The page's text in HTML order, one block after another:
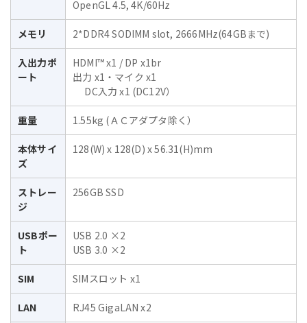
OpenGL 4.5, 4K/60Hz
メモリ 2*DDR4 SODIMM slot, 2666MHz(64GBまで)
入出力ポ
ート
HDMI™ x1 / DP x1br
出力 x1・マイク x1
DC入力 x1 (DC12V）
重量 1.55kg (ＡＣアダプタ除く）
本体サイ
ズ
128(W) x 128(D) x 56.31(H)mm
ストレー
ジ
256GB SSD
USBポー
ト
USB 2.0 ×2
USB 3.0 ×2
SIM SIMスロット x1
LAN RJ45 GigaLAN x2